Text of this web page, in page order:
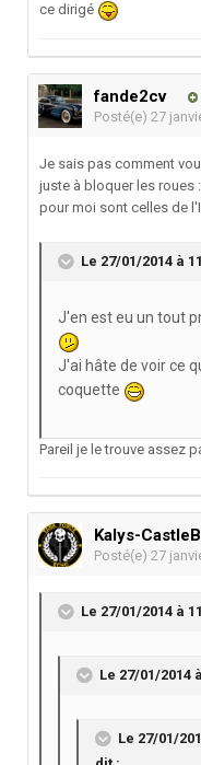
ce dirigé
fande2cv
Posté(e) 27
Je sais pas comment
juste à bloquer les roues
pour moi sont celles de
Le 27/01/2014 à
J'en est eu un tout
J'ai hâte de voir ce
coquette
Pareil je le trouve assez
Kalys-
Posté(e) 27
Le 27/01/2014 à
Le 27/01/2014
Le 27/01/